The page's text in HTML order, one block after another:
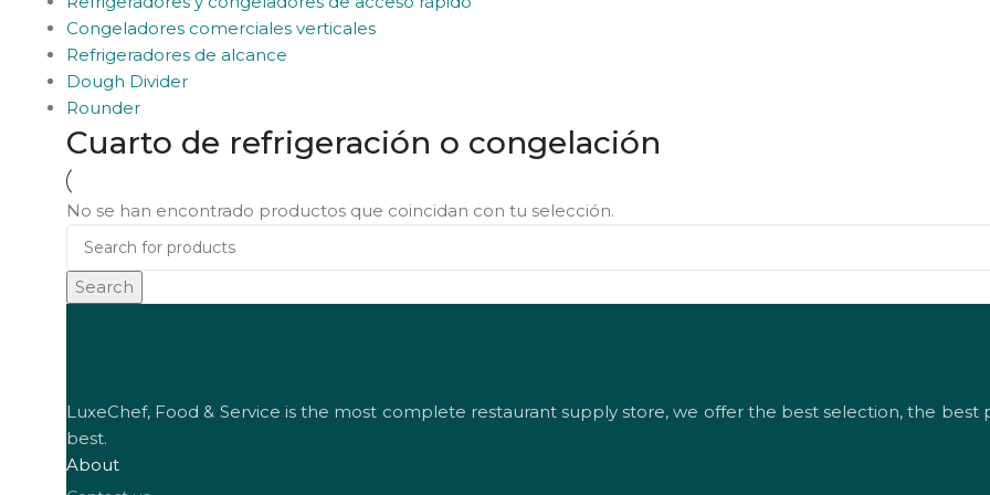
Congeladores comerciales verticales
Refrigeradores de alcance
Dough Divider
Rounder
Cuarto de refrigeración o congelación
No se han encontrado productos que coincidan con tu selección.
Search
LuxeChef, Food & Service is the most complete restaurant supply store, we offer the best selection, the
best.
About